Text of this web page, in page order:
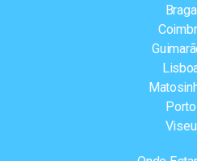
Braga
Porto
Viseu